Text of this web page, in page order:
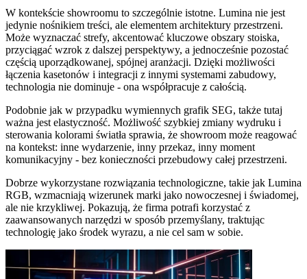
W kontekście showroomu to szczególnie istotne. Lumina nie jest
jedynie nośnikiem treści, ale elementem architektury przestrzeni.
Może wyznaczać strefy, akcentować kluczowe obszary stoiska,
przyciągać wzrok z dalszej perspektywy, a jednocześnie pozostać
częścią uporządkowanej, spójnej aranżacji. Dzięki możliwości
łączenia kasetonów i integracji z innymi systemami zabudowy,
technologia nie dominuje - ona współpracuje z całością.
Podobnie jak w przypadku wymiennych grafik SEG, także tutaj
ważna jest elastyczność. Możliwość szybkiej zmiany wydruku i
sterowania kolorami światła sprawia, że showroom może reagować
na kontekst: inne wydarzenie, inny przekaz, inny moment
komunikacyjny - bez konieczności przebudowy całej przestrzeni.
Dobrze wykorzystane rozwiązania technologiczne, takie jak Lumina
RGB, wzmacniają wizerunek marki jako nowoczesnej i świadomej,
ale nie krzykliwej. Pokazują, że firma potrafi korzystać z
zaawansowanych narzędzi w sposób przemyślany, traktując
technologię jako środek wyrazu, a nie cel sam w sobie.